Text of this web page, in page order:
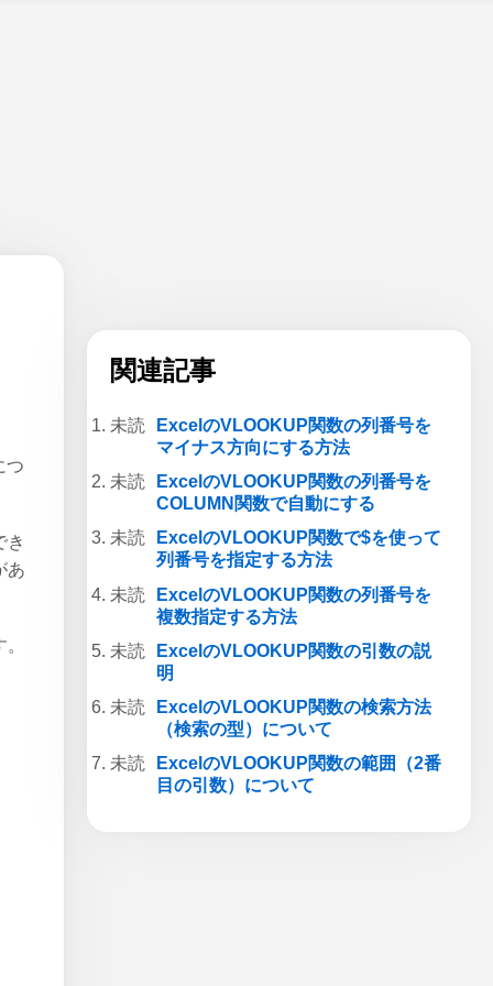
つ
き
あ
関連記事
ExcelのVLOOKUP関数の列番号を
マイナス方向にする方法
ExcelのVLOOKUP関数の列番号を
COLUMN関数で自動にする
ExcelのVLOOKUP関数で$を使って
列番号を指定する方法
ExcelのVLOOKUP関数の列番号を
複数指定する方法
ExcelのVLOOKUP関数の引数の説
明
ExcelのVLOOKUP関数の検索方法
（検索の型）について
ExcelのVLOOKUP関数の範囲（2番
目の引数）について